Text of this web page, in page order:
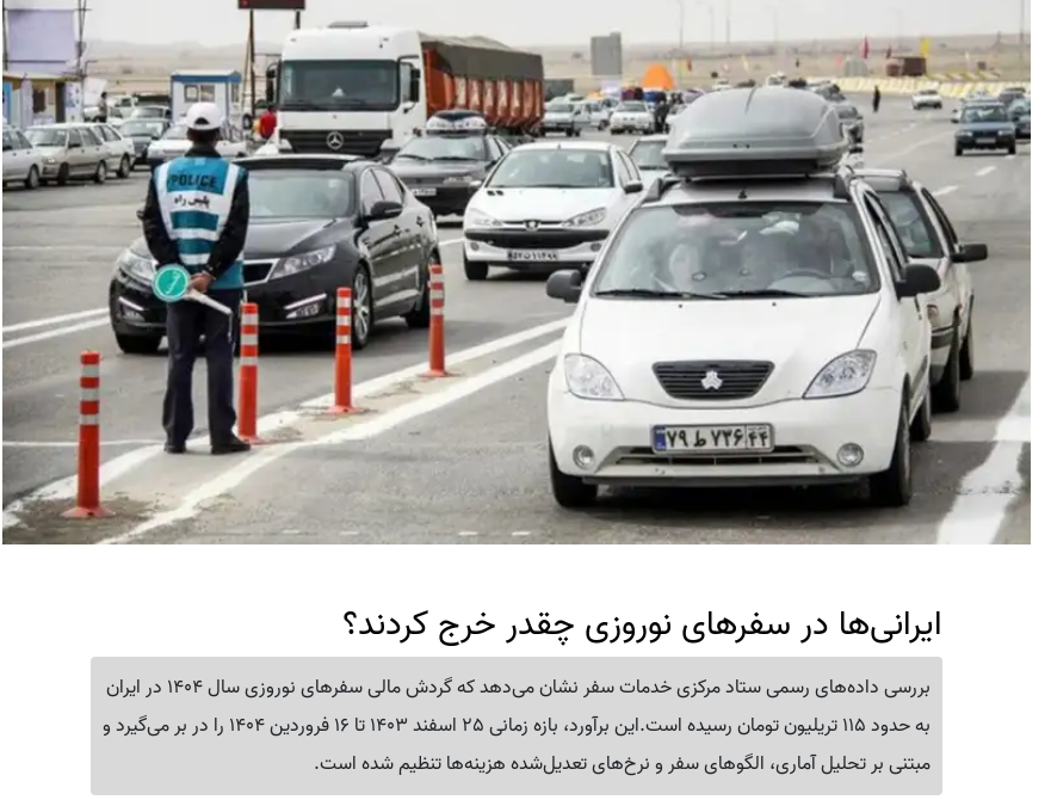
ایرانی‌ها در سفرهای نوروزی چقدر خرج کردند؟
بررسی داده‌های رسمی ستاد مرکزی خدمات سفر نشان می‌دهد که گردش مالی سفرهای نوروزی سال 1404 در ایران
به حدود 115 تریلیون تومان رسیده است.این برآورد، بازه زمانی 25 اسفند 1403 تا 16 فروردین 1404 را در بر می‌گیرد و
مبتنی بر تحلیل آماری، الگوهای سفر و نرخ‌های تعدیل‌شده هزینه‌ها تنظیم شده است.